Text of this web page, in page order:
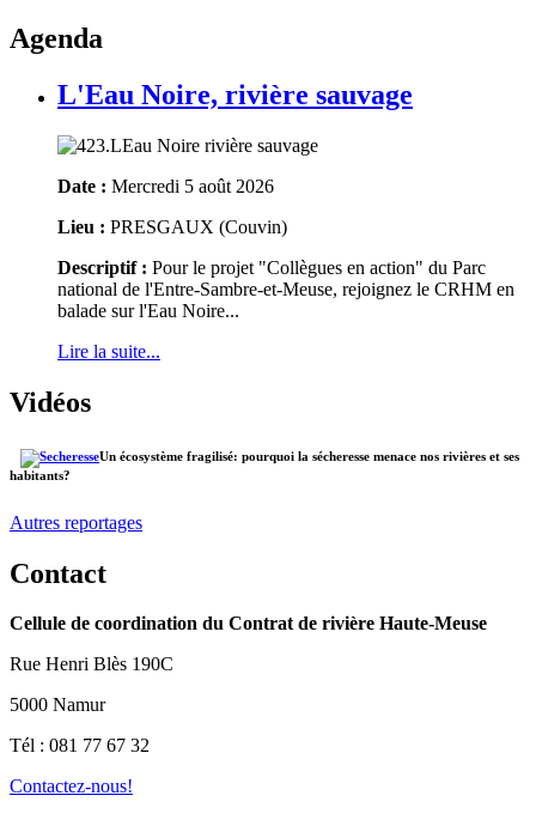
Agenda
L'Eau Noire, rivière sauvage
Date : Mercredi 5 août 2026
Lieu : PRESGAUX (Couvin)
Descriptif : Pour le projet "Collègues en action" du Parc
national de l'Entre-Sambre-et-Meuse, rejoignez le CRHM en
balade sur l'Eau Noire...
Lire la suite...
Vidéos
Un écosystème fragilisé: pourquoi la sécheresse menace nos rivières et ses
habitants?
Autres reportages
Contact
Cellule de coordination du Contrat de rivière Haute-Meuse
Rue Henri Blès 190C
5000 Namur
Tél : 081 77 67 32
Contactez-nous!